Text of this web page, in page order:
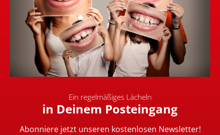
Ein regelmäßiges Lächeln
in Deinem Posteingang
Abonniere jetzt unseren kostenlosen Newsletter!